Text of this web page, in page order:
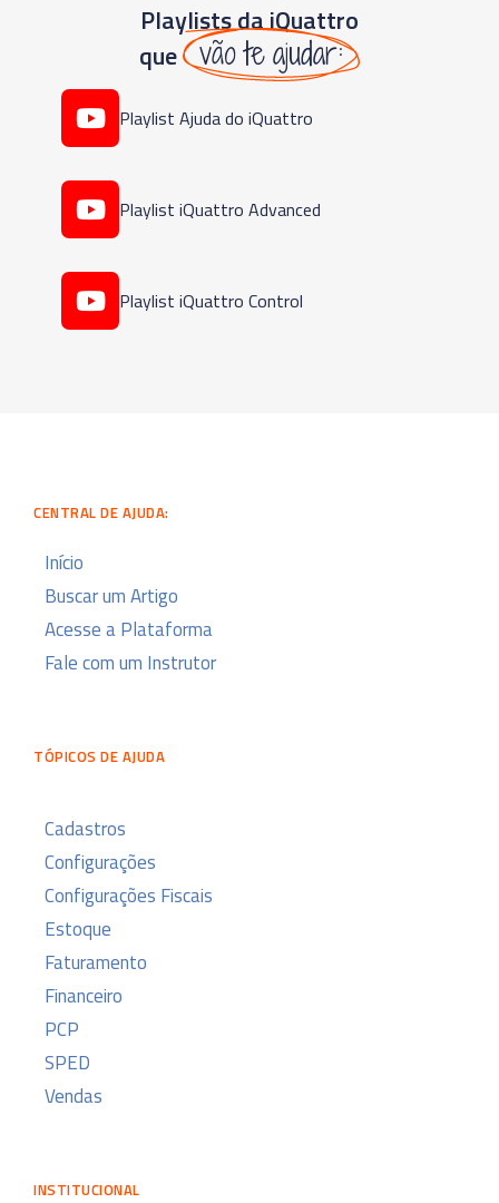
Playlists da iQuattro
que vão te ajudar:
Playlist Ajuda do iQuattro
Playlist iQuattro Advanced
Playlist iQuattro Control
CENTRAL DE AJUDA:
Início
Buscar um Artigo
Acesse a Plataforma
Fale com um Instrutor
TÓPICOS DE AJUDA
Cadastros
Configurações
Configurações Fiscais
Estoque
Faturamento
Financeiro
PCP
SPED
Vendas
INSTITUCIONAL